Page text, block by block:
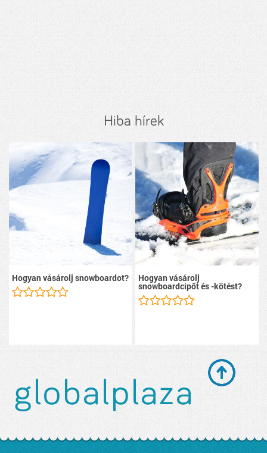
Hiba hírek
Hogyan vásárolj snowboardot? Hogyan vásárolj
snowboardcipőt és -kötést?